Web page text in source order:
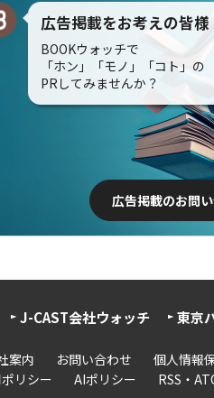
広告掲載をお考えの皆様
BOOKウォッチで
「ホン」「モノ」「コト」の
PRしてみませんか？
広告掲載のお問
J-CAST会社ウォッチ 東京
案内 お問い合わせ 個人情報
リシー AIポリシー RSS・